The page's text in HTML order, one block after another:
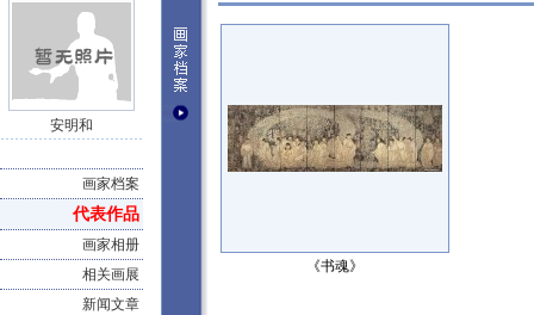
安明和
画家档案
代表作品
画家相册
相关画展
新闻文章
《书魂》